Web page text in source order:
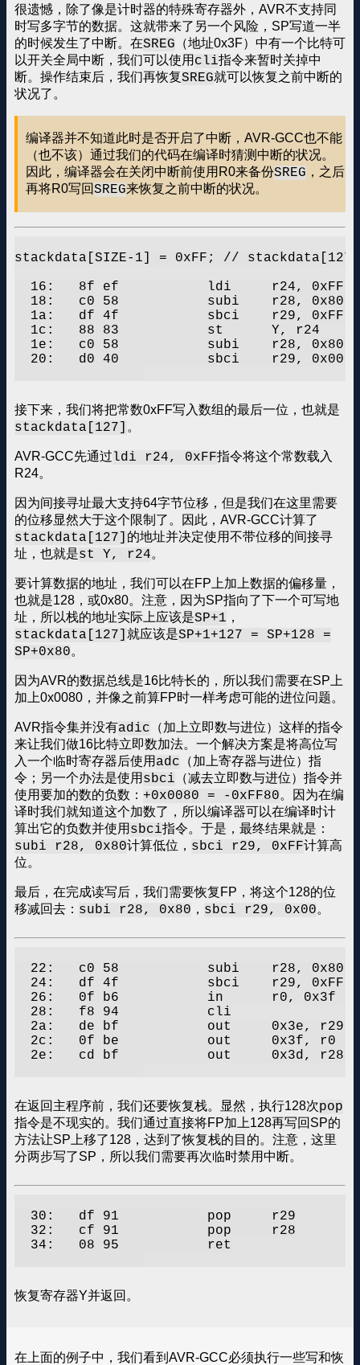
很遗憾，除了像是计时器的特殊寄存器外，AVR不支持同
时写多字节的数据。这就带来了另一个风险，SP写道一半
的时候发生了中断。在SREG （地址0x3F）中有一个比特可
以开关全局中断，我们可以使用 cli指令来暂时关掉中
断。操作结束后，我们再恢复SREG就可以恢复之前中断的
状况了。
编译器并不知道此时是否开启了中断，AVR-GCC也不能
（也不该）通过我们的代码在编译时猜测中断的状况。
因此，编译器会在关闭中断前使用R0来备份SREG ，之后
再将R0写回SREG来恢复之前中断的状况。
stackdata[SIZE-1] = 0xFF; // stackdata[127]
  16:	8f ef       	ldi	r24, 0xFF	; 255
  18:	c0 58       	subi	r28, 0x80	; 128
  1a:	df 4f       	sbci	r29, 0xFF	; 255
  1c:	88 83       	st	Y, r24
  1e:	c0 58       	subi	r28, 0x80	; 128
  20:	d0 40       	sbci	r29, 0x00	; 0
接下来，我们将把常数0xFF写入数组的最后一位，也就是
stackdata[127] 。
AVR-GCC先通过ldi r24, 0xFF指令将这个常数载入
R24。
因为间接寻址最大支持64字节位移，但是我们在这里需要
的位移显然大于这个限制了。因此，AVR-GCC计算了
stackdata[127] 的地址并决定使用不带位移的间接寻
址，也就是st Y, r24。
要计算数据的地址，我们可以在FP上加上数据的偏移量，
也就是128，或0x80。注意，因为SP指向了下一个可写地
址，所以栈的地址实际上应该是SP+1 ，
stackdata[127] 就应该是SP+1+127 = SP+128 =
SP+0x80。
因为AVR的数据总线是16比特长的，所以我们需要在SP上
加上0x0080，并像之前算FP时一样考虑可能的进位问题。
AVR指令集并没有adic （加上立即数与进位）这样的指令
来让我们做16比特立即数加法。一个解决方案是将高位写
入一个临时寄存器后使用 adc （加上寄存器与进位）指
令；另一个办法是使用 sbci （减去立即数与进位）指令并
使用要加的数的负数： +0x0080 = -0xFF80。因为在编
译时我们就知道这个加数了，所以编译器可以在编译时计
算出它的负数并使用 sbci指令。于是，最终结果就是：
subi r28, 0x80计算低位， sbci r29, 0xFF计算高
位。
最后，在完成读写后，我们需要恢复FP，将这个128的位
移减回去： subi r28, 0x80 ， sbci r29, 0x00。
  22:	c0 58       	subi	r28, 0x80	; 128
  24:	df 4f       	sbci	r29, 0xFF	; 255
  26:	0f b6       	in	r0, 0x3f	; 63
  28:	f8 94       	cli
  2a:	de bf       	out	0x3e, r29	; 62
  2c:	0f be       	out	0x3f, r0	; 63
  2e:	cd bf       	out	0x3d, r28	; 61
在返回主程序前，我们还要恢复栈。显然，执行128次pop
指令是不现实的。我们通过直接将FP加上128再写回SP的
方法让SP上移了128，达到了恢复栈的目的。注意，这里
分两步写了SP，所以我们需要再次临时禁用中断。
  30:	df 91       	pop	r29
  32:	cf 91       	pop	r28
  34:	08 95       	ret
恢复寄存器Y并返回。
在上面的例子中，我们看到AVR-GCC必须执行一些写和恢